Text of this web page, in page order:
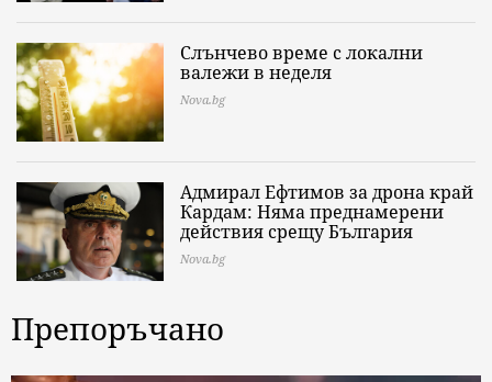
Слънчево време с локални
валежи в неделя
Nova.bg
Адмирал Ефтимов за дрона край
Кардам: Няма преднамерени
действия срещу България
Nova.bg
Препоръчано